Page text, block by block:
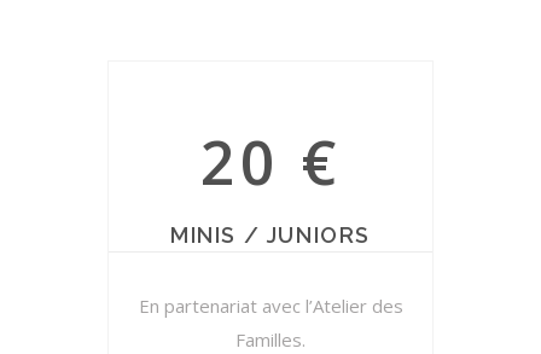
20 €
MINIS / JUNIORS
En partenariat avec l’Atelier des
Familles.